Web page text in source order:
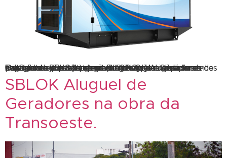
Os Geradores de energia da SBLOK Aluguel de Geradores já estão sendo utilizados em diversos segmentos e projetos no Brasil. Com uma enorme capacidade de voltagens (VA) e a possibilidade de paralelismo para potências maiores, os Geradores de Energia da SBLOK permitem gerar eletricidade na voltagem necessária para a maioria dos equipamentos utilizados em obras, dispensando […]
SBLOK Aluguel de
Geradores na obra da
Transoeste.